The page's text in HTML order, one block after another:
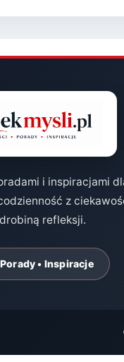
i inspiracjami
z
refleksji.
• Inspiracje